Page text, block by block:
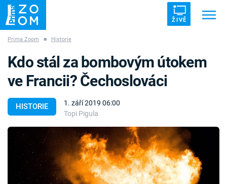
ŽIVĚ
ZÁHADY VETŘELCI DÁVNOVĚKU
Témata
Témata
Prima Zoom ■ Historie
HISTORIE
1. září 2019 06:00
Topi Pigula
Kdo stál za bombovým útokem
ve Francii? Čechoslováci